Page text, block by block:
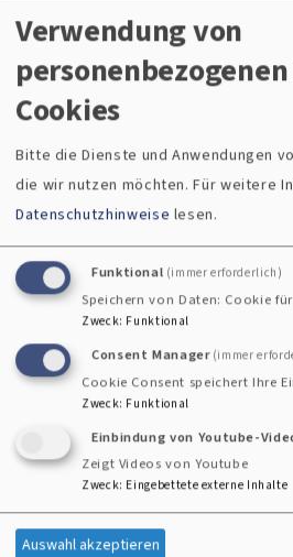
Förderreuther
Neukirchen
evangelisches
Gemeindehaus
So, 9.8. 9 Uhr
Heute findet
Gottesdienst
statt!
evangelische Kirche
St. Peter und Paul
So, 16.8. 10 Uhr
Gottesdienst am
Oberreinbach mit
Lektor Th. Remer
Lektor Thorsten
Remer
Oberreinbach
Kneippbecken
Oberreinbach
Verwendung von
Cookies
Bitte die Dienste und Anwendungen
die wir nutzen möchten.Für weitere
Datenschutzhinweise lesen.
Funktional (immer erforderlich)
Speichern von Daten: Cookie
Zweck: Funktional
Consent Manager (immer
Cookie Consent speichert Ihre
Zweck: Funktional
Einbindung von Youtube-
Zeigt Videos von Youtube
Zweck: Eingebettete externe Inhalte
Auswahl akzeptieren